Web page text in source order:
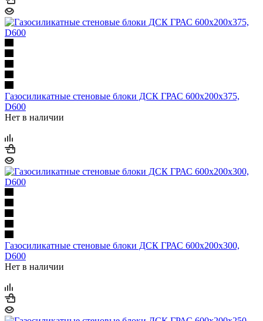
Газосиликатные стеновые блоки ДСК ГРАС 600х200х375,
D600
Нет в наличии
Газосиликатные стеновые блоки ДСК ГРАС 600х200х300,
D600
Нет в наличии